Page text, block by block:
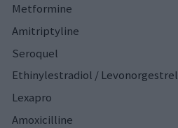
Metformine
Amitriptyline
Seroquel
Ethinylestradiol / Levonorgestrel
Lexapro
Amoxicilline